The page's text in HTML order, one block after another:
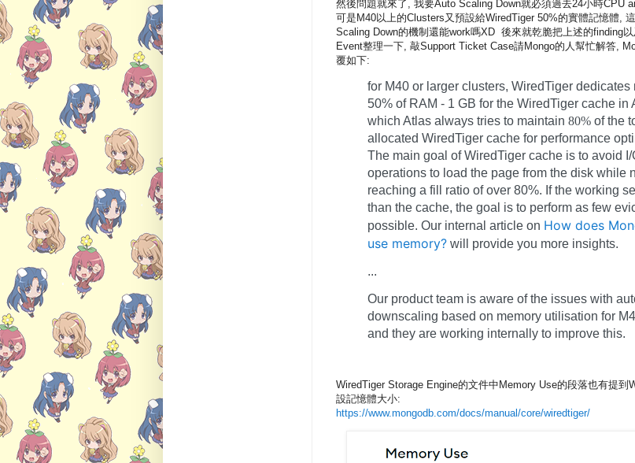
然後問題就來了, 我要Auto Scaling Down就必須過去24小時CPU
可是M40以上的Clusters又預設給WiredTiger 50%的實體記憶體,
Scaling Down的機制還能work嗎XD 後來就乾脆把上述的finding
Event整理一下, 敲Support Ticket Case請Mongo的人幫忙解答,
覆如下:
for M40 or larger clusters, WiredTiger dedicates
50% of RAM - 1 GB for the WiredTiger cache in
which Atlas always tries to maintain 80% of the
allocated WiredTiger cache for performance
The main goal of WiredTiger cache is to avoid I/
operations to load the page from the disk while
reaching a fill ratio of over 80%. If the working
than the cache, the goal is to perform as few
possible. Our internal article on How does
use memory? will provide you more insights.
...
Our product team is aware of the issues with
downscaling based on memory utilisation for
and they are working internally to improve this.
WiredTiger Storage Engine的文件中Memory Use的段落也有提到
設記憶體大小:
https://www.mongodb.com/docs/manual/core/wiredtiger/